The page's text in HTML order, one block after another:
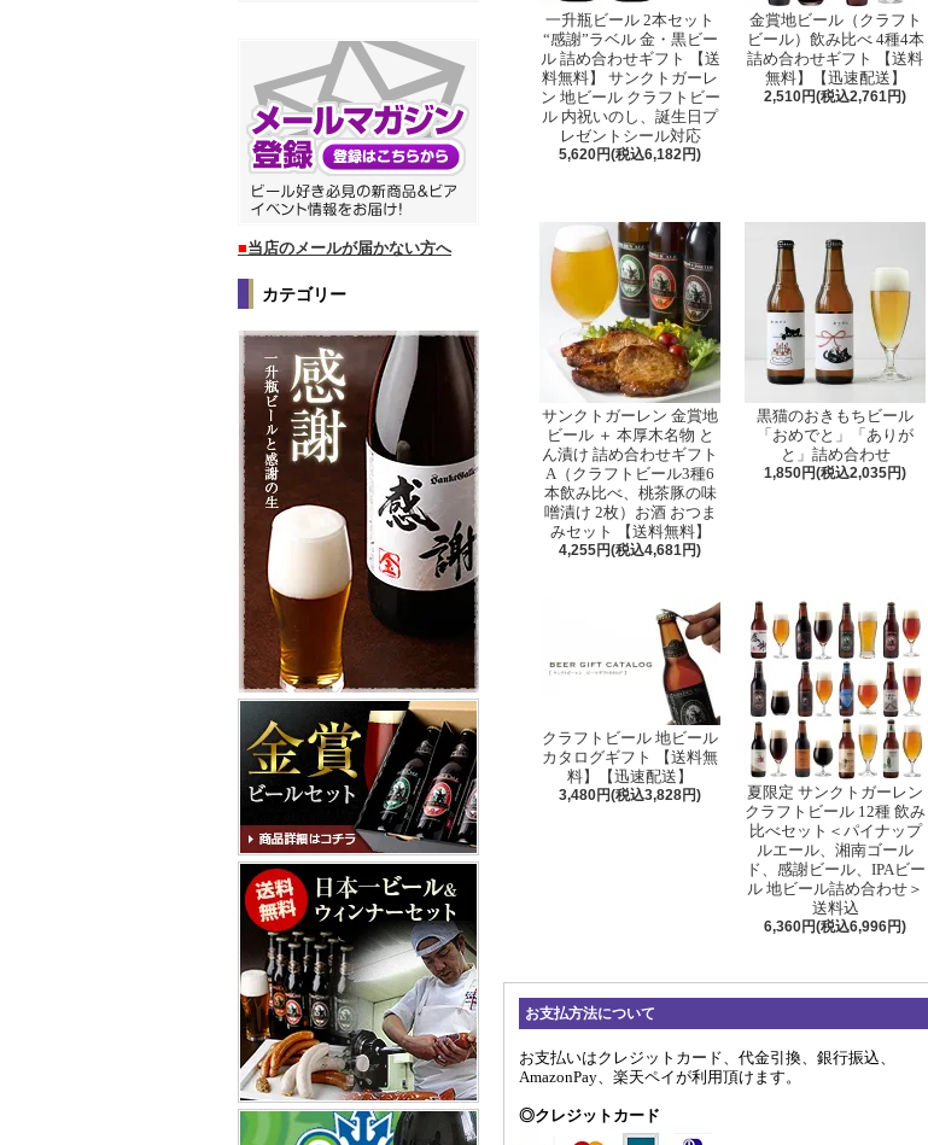
■当店のメールが届かない方へ
カテゴリー
一升瓶ビール 2本セット
“感謝”ラベル 金・黒ビー
ル 詰め合わせギフト 【送
料無料】 サンクトガーレ
ン 地ビール クラフトビー
ル 内祝いのし、誕生日プ
レゼントシール対応
5,620円(税込6,182円)
金賞地ビール（クラフト
ビール）飲み比べ 4種4本
詰め合わせギフト 【送料
無料】【迅速配送】
2,510円(税込2,761円)
サンクトガーレン 金賞地
ビール ＋ 本厚木名物 と
ん漬け 詰め合わせギフト
A（クラフトビール3種6
本飲み比べ、桃茶豚の味
噌漬け 2枚）お酒 おつま
みセット 【送料無料】
4,255円(税込4,681円)
黒猫のおきもちビール
「おめでと」「ありが
と」詰め合わせ
1,850円(税込2,035円)
クラフトビール 地ビール
カタログギフト 【送料無
料】【迅速配送】
3,480円(税込3,828円)
夏限定 サンクトガーレン
クラフトビール 12種 飲み
比べセット＜パイナップ
ルエール、湘南ゴール
ド、感謝ビール、IPAビー
ル 地ビール詰め合わせ＞
送料込
6,360円(税込6,996円)
お支払方法について
お支払いはクレジットカード、代金引換、銀行振込、
AmazonPay、楽天ペイが利用頂けます。
◎クレジットカード